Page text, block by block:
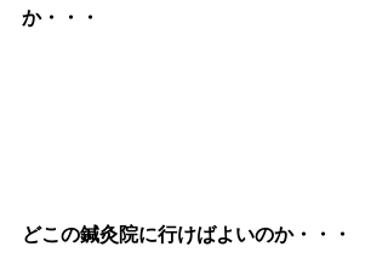
か・・・
どこの鍼灸院に行けばよいのか・・・